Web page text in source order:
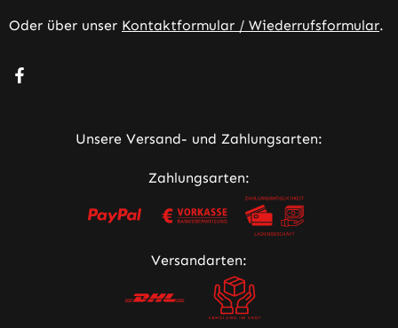
Oder über unser Kontaktformular / Wiederrufsformular.
Besuche uns auf Facebook – öffnet in neuem Tab
Unsere Versand- und Zahlungsarten:
Zahlungsarten:
Versandarten: